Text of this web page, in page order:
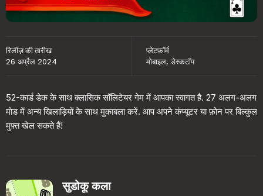
रिलीज़ की तारीख
26 अप्रैल 2024
प्लेटफ़ॉर्म
मोबाइल, डेस्कटॉप
52-कार्ड डेक के साथ क्लासिक सॉलिटेयर गेम में आपका स्वागत है. 27 अलग-अलग
मोड में अन्य खिलाड़ियों के साथ मुकाबला करें. आप अपने कंप्यूटर या फ़ोन पर बिल्कुल
मुफ़्त खेल सकते हैं!
सुडोकू कला